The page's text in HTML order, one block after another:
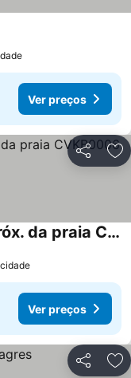
Ver preços
Partilhar
Studio em Cond. c/ piscina próx. da praia CVKB0006
Ver preços
Partilhar